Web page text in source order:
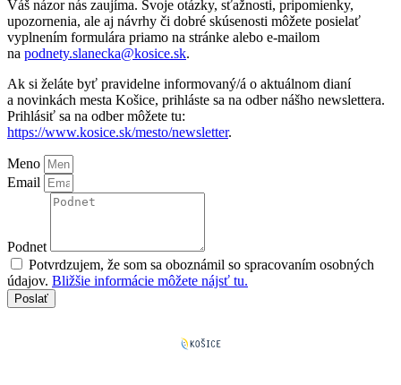
Váš názor nás zaujíma. Svoje otázky, sťažnosti, pripomienky,
upozornenia, ale aj návrhy či dobré skúsenosti môžete posielať
vyplnením formulára priamo na stránke alebo e-mailom
na podnety.slanecka@kosice.sk.
Ak si želáte byť pravidelne informovaný/á o aktuálnom dianí
a novinkách mesta Košice, prihláste sa na odber nášho newslettera.
Prihlásiť sa na odber môžete tu:
https://www.kosice.sk/mesto/newsletter.
Meno
Email
Podnet
Potvrdzujem, že som sa oboznámil so spracovaním osobných
údajov. Bližšie informácie môžete nájsť tu.
Poslať